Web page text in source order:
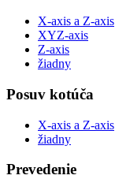
X-axis a Z-axis
XYZ-axis
Z-axis
žiadny
Posuv kotúča
X-axis a Z-axis
žiadny
Prevedenie